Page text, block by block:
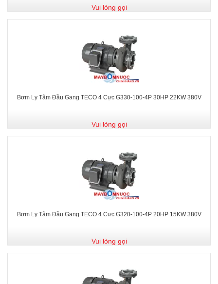
Vui lòng gọi
Bơm Ly Tâm Đầu Gang TECO 4 Cực G330-100-4P 30HP 22KW 380V
Vui lòng gọi
Bơm Ly Tâm Đầu Gang TECO 4 Cực G320-100-4P 20HP 15KW 380V
Vui lòng gọi